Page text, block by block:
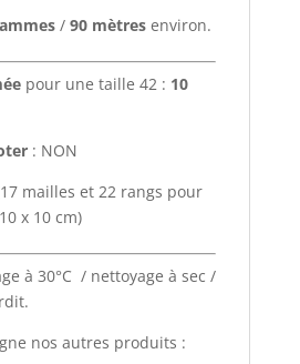
/ 90 mètresenviron.
pour une taille 42 : 10
: NON
mailles et 22 rangs pour
x 10 cm)
à 30°C / nettoyage à sec /
nos autres produits :